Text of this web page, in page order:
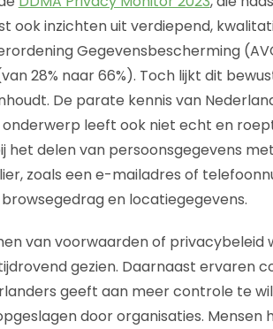
ook inzichten uit verdiepend,
Gegevensbescherming
28% naar 66%). Toch lijkt dit
De parate kennis van
leeft ook niet echt en
het delen van persoonsgegevens
zoals een e-mailadres of
en locatiegegevens.
van voorwaarden of privacybeleid
gezien. Daarnaast ervaren
geeft aan meer controle te
door organisaties.